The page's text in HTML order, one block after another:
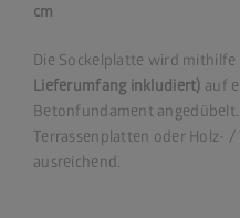
cm
Die Sockelplatte wird
Lieferumfang inkludiert) auf
Betonfundament
Terrassenplatten oder Holz-
ausreichend.